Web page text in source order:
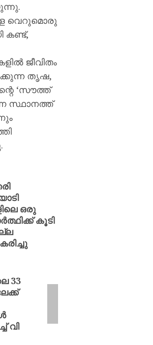
വെറുമൊരു
കണ്ട്,
ജീവിതം
തൃഷ,
‘സൗത്ത്
സ്ഥാനത്ത്
ഒരു
കൂടി
33
വി